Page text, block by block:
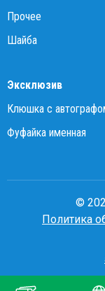
Прочее
Шайба
Эксклюзив
Клюшка с
Фуфайка именная
©
Политика